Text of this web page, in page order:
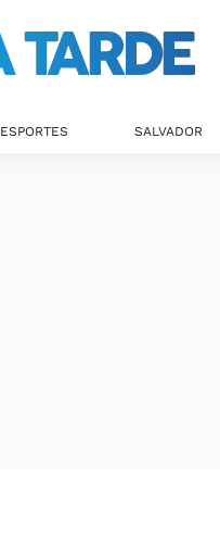
ESPORTES SALVADOR